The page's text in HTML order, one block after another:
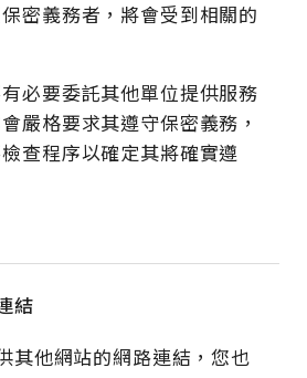
密義務者，將會受到相關的
必要委託其他單位提供服務
嚴格要求其遵守保密義務，
查程序以確定其將確實遵
結
其他網站的網路連結，您也